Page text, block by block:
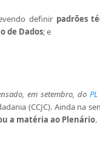
definir padrões
de Dados; e
em setembro, do
(CCJC). Ainda na
a matéria ao Plenário.